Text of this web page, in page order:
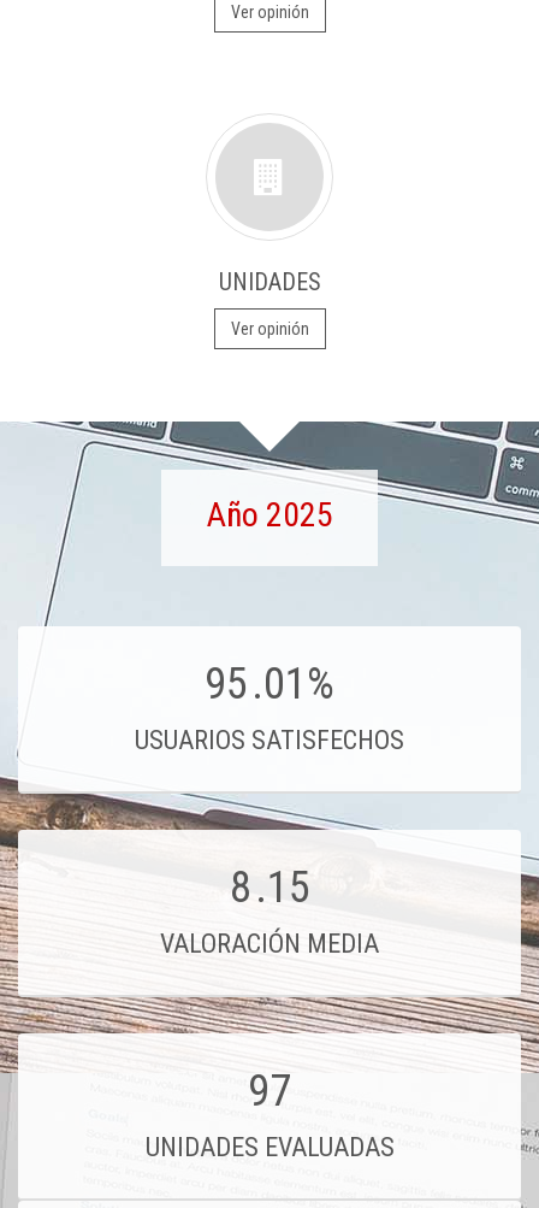
Ver opinión
UNIDADES
Ver opinión
Año 2025
95.01%
USUARIOS SATISFECHOS
8.15
VALORACIÓN MEDIA
97
UNIDADES EVALUADAS